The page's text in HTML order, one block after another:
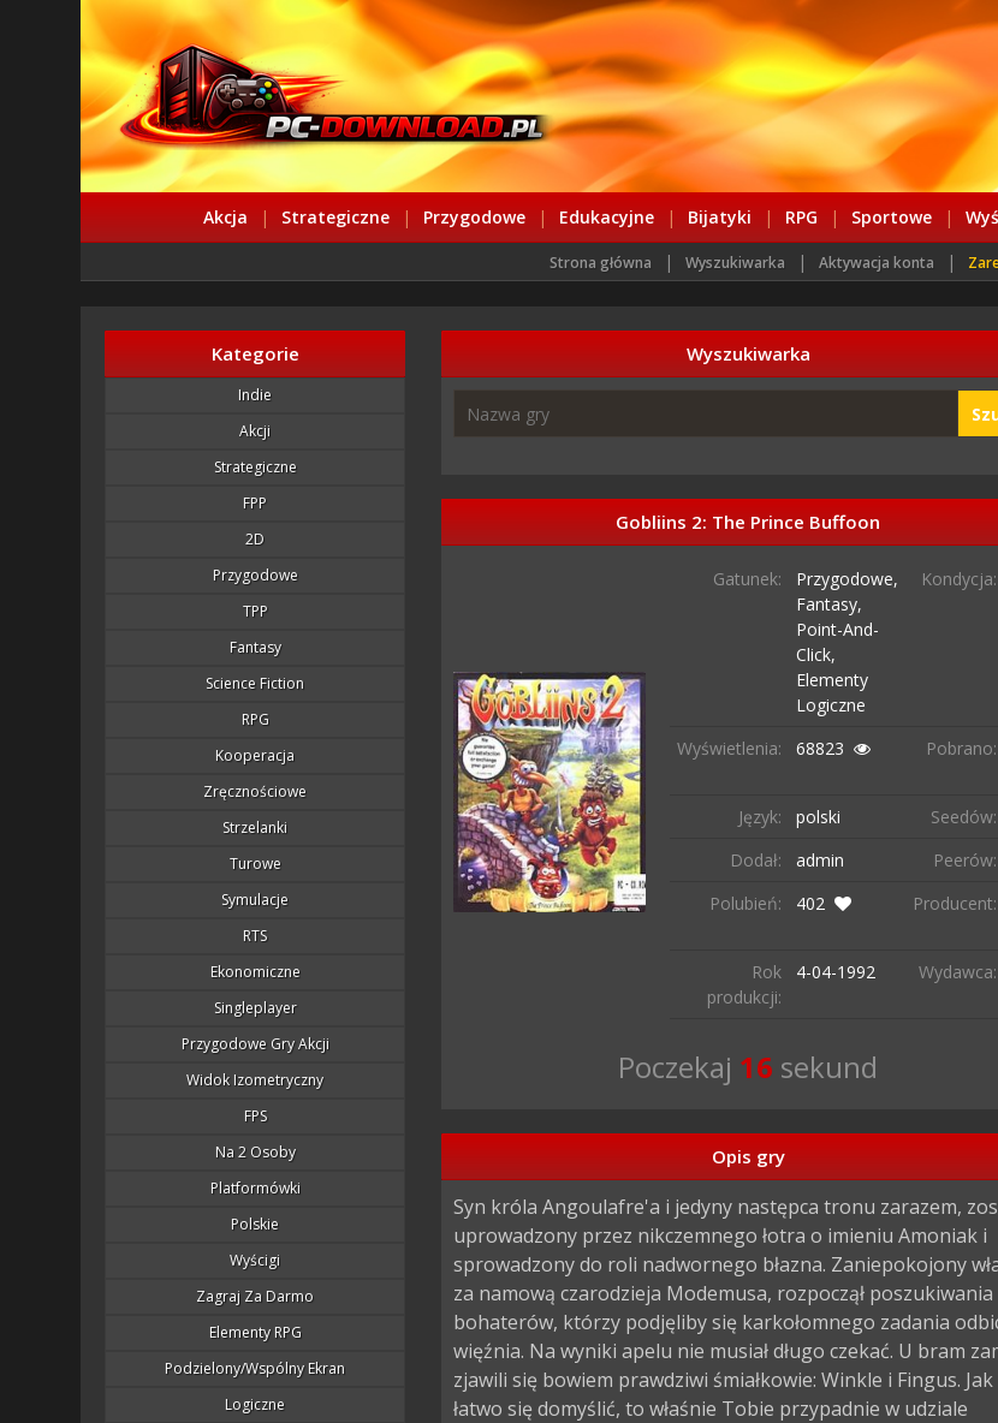
Akcja | Strategiczne | Przygodowe | Edukacyjne | Bijatyki | RPG | Sportowe |
Strona główna | Wyszukiwarka | Aktywacja konta |
Kategorie
Indie
Akcji
Strategiczne
FPP
2D
Przygodowe
TPP
Fantasy
Science Fiction
RPG
Kooperacja
Zręcznościowe
Strzelanki
Turowe
Symulacje
RTS
Ekonomiczne
Singleplayer
Przygodowe Gry Akcji
Widok Izometryczny
FPS
Na 2 Osoby
Platformówki
Polskie
Wyścigi
Zagraj Za Darmo
Elementy RPG
Podzielony/wspólny Ekran
Logiczne
Wyszukiwarka
Gobliins 2: The Prince Buffoon
Gatunek:
Przygodowe,
Fantasy,
Point-And-
Click,
Elementy
Logiczne
Kondycja:
Wyświetlenia: 68823 Pobrano:
Język:
polski Seedów:
Dodał:
admin Peerów:
Polubień:
402 Producent:
Rok
produkcji:
4-04-1992 Wydawca:
Poczekaj 15 sekund
Opis gry
Syn króla Angoulafre'a i jedyny następca tronu zarazem,
uprowadzony przez nikczemnego łotra o imieniu Amoniak i
sprowadzony do roli nadwornego błazna. Zaniepokojony
za namową czarodzieja Modemusa, rozpoczął poszukiwania
bohaterów, którzy podjęliby się karkołomnego zadania
więźnia. Na wyniki apelu nie musiał długo czekać. U bram
zjawili się bowiem prawdziwi śmiałkowie: Winkle i Fingus. Jak
łatwo się domyślić, to właśnie Tobie przypadnie w udziale